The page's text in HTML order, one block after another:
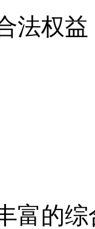
法权益
富的